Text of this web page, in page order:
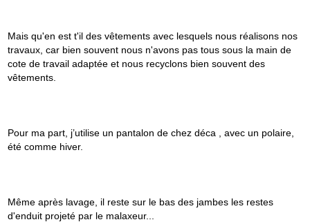
Mais qu'en est t'il des vêtements avec lesquels nous réalisons nos
travaux, car bien souvent nous n'avons pas tous sous la main de
cote de travail adaptée et nous recyclons bien souvent des
vêtements.
Pour ma part, j’utilise un pantalon de chez déca , avec un polaire,
été comme hiver.
Même après lavage, il reste sur le bas des jambes les restes
d'enduit projeté par le malaxeur...